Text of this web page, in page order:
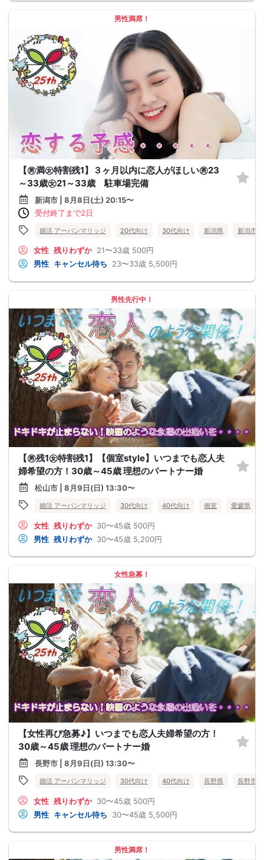
男性満席！
【㊚満㊛特割残1】３ヶ月以内に恋人がほしい㊚23
～33歳㊛21～33歳 駐車場完備
新潟市 | 8月8日(土) 20:15〜
受付終了まで2日
婚活 アーバンマリッジ 20代向け 30代向け 新潟県 新潟市
女性 残りわずか 21〜33歳 500円
男性 キャンセル待ち 23〜33歳 5,500円
男性先行中！
【㊚残1㊛特割残1】【個室style】いつまでも恋人夫
婦希望の方！30歳～45歳 理想のパートナー婚
松山市 | 8月9日(日) 13:30〜
婚活 アーバンマリッジ 30代向け 40代向け 個室 愛媛県
女性 残りわずか 30〜45歳 500円
男性 残りわずか 30〜45歳 5,200円
女性急募！
【女性再び急募♪】いつまでも恋人夫婦希望の方！
30歳～45歳 理想のパートナー婚
長野市 | 8月9日(日) 13:30〜
婚活 アーバンマリッジ 30代向け 40代向け 長野県 長野市
女性 残りわずか 30〜45歳 500円
男性 キャンセル待ち 30〜45歳 5,500円
男性満席！